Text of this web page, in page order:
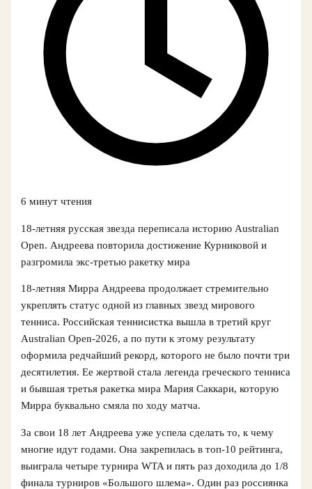
6 минут чтения
18-летняя русская звезда переписала историю Australian
Open. Андреева повторила достижение Курниковой и
разгромила экс-третью ракетку мира
18-летняя Мирра Андреева продолжает стремительно
укреплять статус одной из главных звезд мирового
тенниса. Российская теннисистка вышла в третий круг
Australian Open-2026, а по пути к этому результату
оформила редчайший рекорд, которого не было почти три
десятилетия. Ее жертвой стала легенда греческого тенниса
и бывшая третья ракетка мира Мария Саккари, которую
Мирра буквально смяла по ходу матча.
За свои 18 лет Андреева уже успела сделать то, к чему
многие идут годами. Она закрепилась в топ-10 рейтинга,
выиграла четыре турнира WTA и пять раз доходила до 1/8
финала турниров «Большого шлема». Один раз россиянка